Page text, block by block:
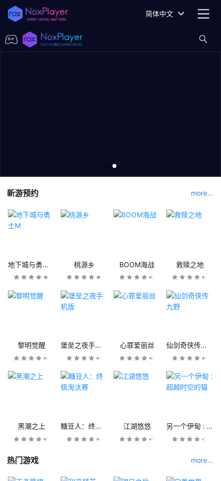
简体中文
新游预约 more...
地下城与勇士M 桃源乡 BOOM海战 救赎之地
黎明觉醒 堡垒之夜手机版 心罪爱丽丝 仙剑奇侠传九野
黑潮之上 糖豆人：终极淘汰赛 江湖悠悠 另一个伊甸 : 超越时空的猫
热门游戏 more...